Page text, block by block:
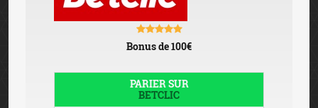
Bonus de 100€
PARIER SUR
BETCLIC